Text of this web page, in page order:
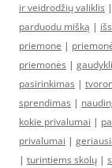
ir veidrodžių valiklis |
parduodu mišką |
priemone |
priemonės |
pasirinkimas |
sprendimas |
kokie privalumai |
privalumai |
| turintiems skolų |